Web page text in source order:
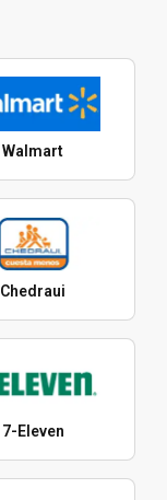
Walmart
Chedraui
7-Eleven